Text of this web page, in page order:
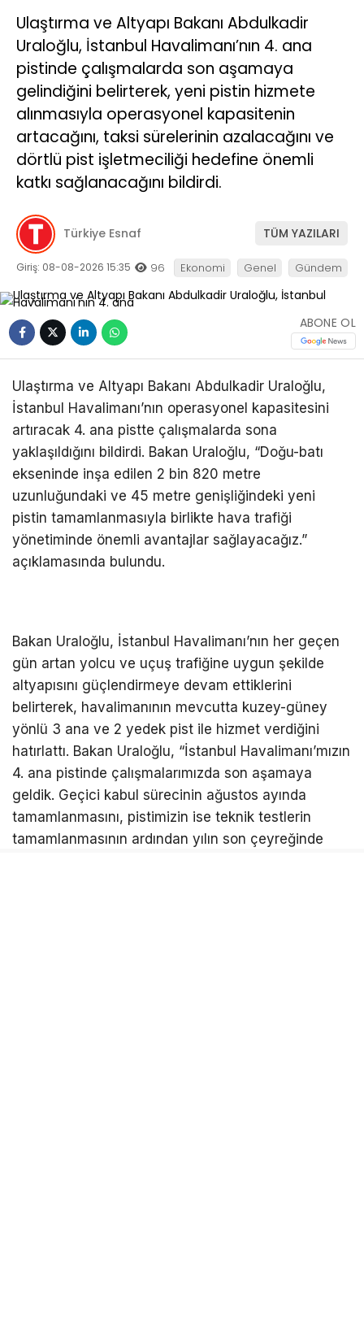
Ulaştırma ve Altyapı Bakanı Abdulkadir
Uraloğlu, İstanbul Havalimanı’nın 4. ana
pistinde çalışmalarda son aşamaya
gelindiğini belirterek, yeni pistin hizmete
alınmasıyla operasyonel kapasitenin
artacağını, taksi sürelerinin azalacağını ve
dörtlü pist işletmeciliği hedefine önemli
katkı sağlanacağını bildirdi.
Türkiye Esnaf TÜM YAZILARI
Giriş: 08-08-2026 15:35 96 Ekonomi Genel Gündem
ABONE OL
Ulaştırma ve Altyapı Bakanı Abdulkadir Uraloğlu,
İstanbul Havalimanı’nın operasyonel kapasitesini
artıracak 4. ana pistte çalışmalarda sona
yaklaşıldığını bildirdi. Bakan Uraloğlu, “Doğu-batı
ekseninde inşa edilen 2 bin 820 metre
uzunluğundaki ve 45 metre genişliğindeki yeni
pistin tamamlanmasıyla birlikte hava trafiği
yönetiminde önemli avantajlar sağlayacağız.”
açıklamasında bulundu.
Bakan Uraloğlu, İstanbul Havalimanı’nın her geçen
gün artan yolcu ve uçuş trafiğine uygun şekilde
altyapısını güçlendirmeye devam ettiklerini
belirterek, havalimanının mevcutta kuzey-güney
yönlü 3 ana ve 2 yedek pist ile hizmet verdiğini
hatırlattı. Bakan Uraloğlu, “İstanbul Havalimanı’mızın
4. ana pistinde çalışmalarımızda son aşamaya
geldik. Geçici kabul sürecinin ağustos ayında
tamamlanmasını, pistimizin ise teknik testlerin
tamamlanmasının ardından yılın son çeyreğinde